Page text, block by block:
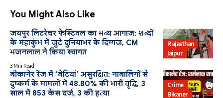
You Might Also Like
Rajasthan
Jaipur
जयपुर लिटरेचर फेस्टिवल का भव्य आगाज: शब्दों
के महाकुंभ में जुटे दुनियाभर के दिग्गज, CM
भजनलाल ने किया स्वागत
3 Min Read
Crime
Bikaner
बीकानेर रेंज में ‘बेटियां’ असुरक्षित: नाबालिगों से
दुष्कर्म के मामलों में 48.80% की भारी वृद्धि, 3
साल में 853 केस दर्ज, 3 की हत्या